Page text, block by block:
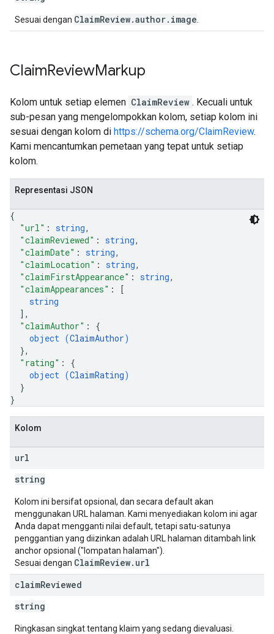
Sesuai dengan ClaimReview.author.image
ClaimReviewMarkup
Kolom untuk setiap elemen ClaimReview . Kecuali untuk
sub-pesan yang mengelompokkan kolom, setiap kolom ini
sesuai dengan kolom di https://schema.org/ClaimReview.
Kami mencantumkan pemetaan yang tepat untuk setiap
kolom.
Representasi JSON
{
"url" : string,
"claimReviewed" : string,
"claimDate" : string,
"claimLocation" : string,
"claimFirstAppearance" : string,
"claimAppearances" :
[
string
] ,
"claimAuthor" : {
object (ClaimAuthor)
},
"rating" : {
object (ClaimRating)
}
}
Kolom
url
string
Kolom ini bersifat opsional, dan secara default akan
menggunakan URL halaman. Kami menyediakan kolom ini agar
Anda dapat mengganti nilai default, tetapi satu-satunya
penggantian yang diizinkan adalah URL halaman ditambah link
anchor opsional ("lompatan halaman").
Sesuai dengan ClaimReview.url
claimReviewed
string
Ringkasan singkat tentang klaim yang sedang dievaluasi.